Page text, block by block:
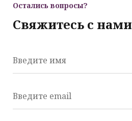
Остались вопросы?
Свяжитесь с нами
Введите имя
Введите email